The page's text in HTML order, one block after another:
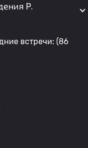
P.
встречи: (86